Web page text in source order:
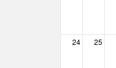
24 25